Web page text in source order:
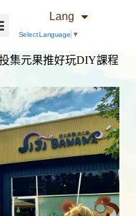
Lang
Select Language ▼
集元果推好玩DIY課程